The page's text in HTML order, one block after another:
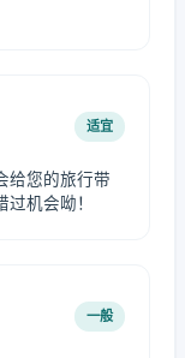
适宜
给您的旅行带
机会呦！
一般